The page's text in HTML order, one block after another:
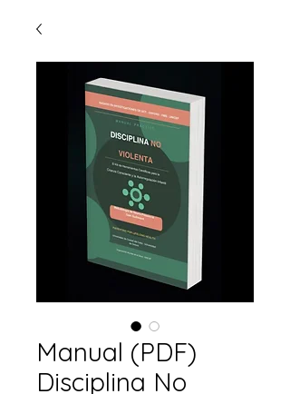
Manual (PDF)
Disciplina No